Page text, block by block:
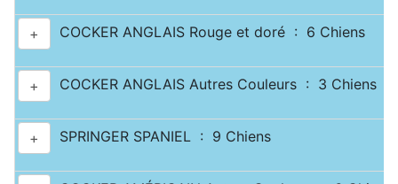
+ COCKER ANGLAIS Rouge et doré : 6 Chiens
+ COCKER ANGLAIS Autres Couleurs : 3 Chiens
+ SPRINGER SPANIEL : 9 Chiens